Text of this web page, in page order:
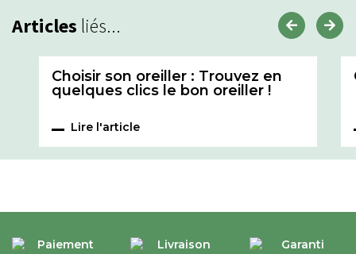
Articles liés...
Choisir son oreiller : Trouvez en
quelques clics le bon oreiller !
Lire l'article